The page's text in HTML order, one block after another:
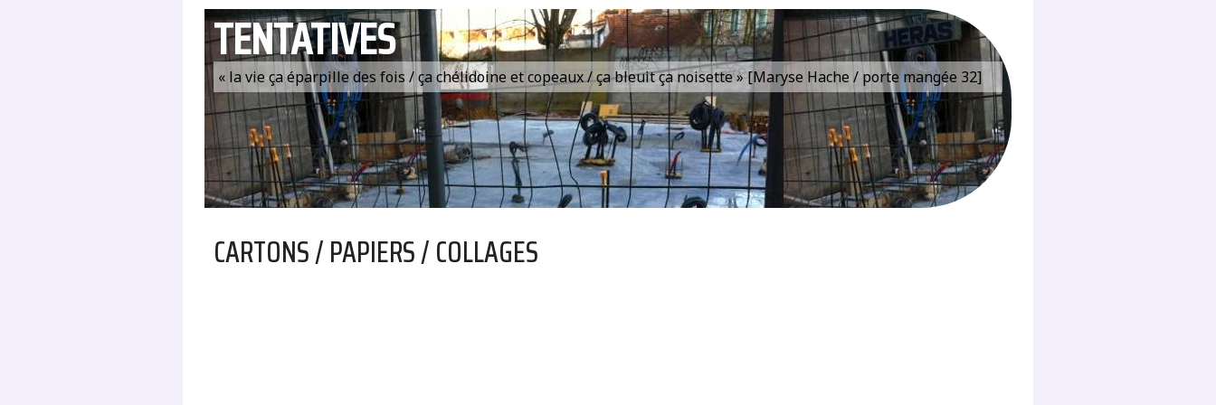
TENTATIVES
« la vie ça éparpille des fois / ça chélidoine et copeaux / ça bleuit ça noisette » [Maryse Hache / porte mangée 32]
CARTONS / PAPIERS / COLLAGES